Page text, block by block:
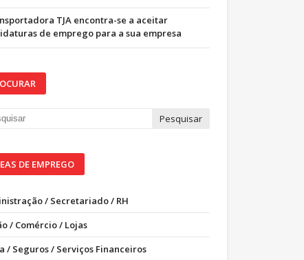
TJA encontra-se a aceitar
de emprego para a sua empresa
DE EMPREGO
/ Secretariado / RH
/ Comércio / Lojas
/ Seguros / Serviços Financeiros